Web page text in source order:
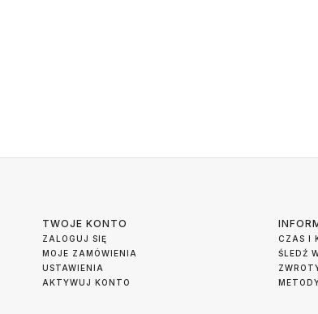
TWOJE KONTO
ZALOGUJ SIĘ
MOJE ZAMÓWIENIA
USTAWIENIA
AKTYWUJ KONTO
CZAS I
ŚLEDŹ